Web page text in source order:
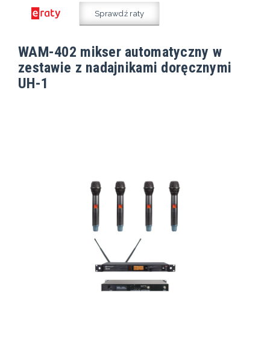
Sprawdź raty
WAM-402 mikser automatyczny w
zestawie z nadajnikami doręcznymi
UH-1